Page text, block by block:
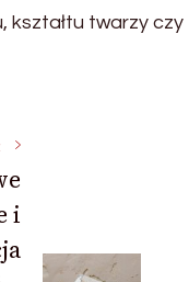
kształtu twarzy czy
i